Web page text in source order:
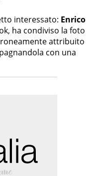
interessato: Enrico
ha condiviso la foto
attribuito
con una